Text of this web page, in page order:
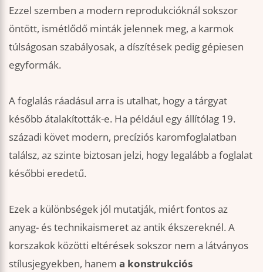
Ezzel szemben a modern reprodukcióknál sokszor
öntött, ismétlődő minták jelennek meg, a karmok
túlságosan szabályosak, a díszítések pedig gépiesen
egyformák.
A foglalás ráadásul arra is utalhat, hogy a tárgyat
később átalakították-e. Ha például egy állítólag 19.
századi követ modern, precíziós karomfoglalatban
találsz, az szinte biztosan jelzi, hogy legalább a foglalat
későbbi eredetű.
Ezek a különbségek jól mutatják, miért fontos az
anyag- és technikaismeret az antik ékszereknél. A
korszakok közötti eltérések sokszor nem a látványos
stílusjegyekben, hanem a konstrukciós